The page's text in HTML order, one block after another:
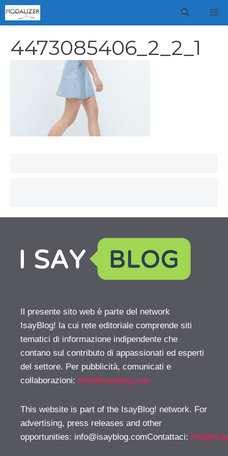
Vai
al
4473085406_2_2_1
Il presente sito web è parte del network
IsayBlog! la cui rete editoriale comprende siti
tematici di informazione indipendente che
contano sul contributo di appassionati ed esperti
del settore. Per pubblicità, comunicati e
collaborazioni: info@isayblog.com
This website is part of the IsayBlog! network. For
advertising, press releases and other
opportunities: info@isayblog.comContattaci: